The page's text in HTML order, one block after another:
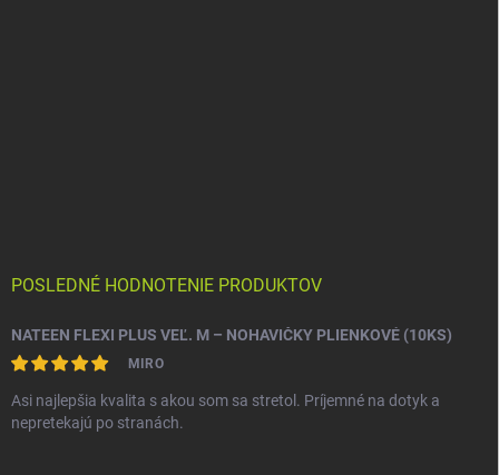
POSLEDNÉ HODNOTENIE PRODUKTOV
NATEEN FLEXI PLUS VEĽ. M – NOHAVIČKY PLIENKOVÉ (10KS)
MIRO
Asi najlepšia kvalita s akou som sa stretol. Príjemné na dotyk a
nepretekajú po stranách.